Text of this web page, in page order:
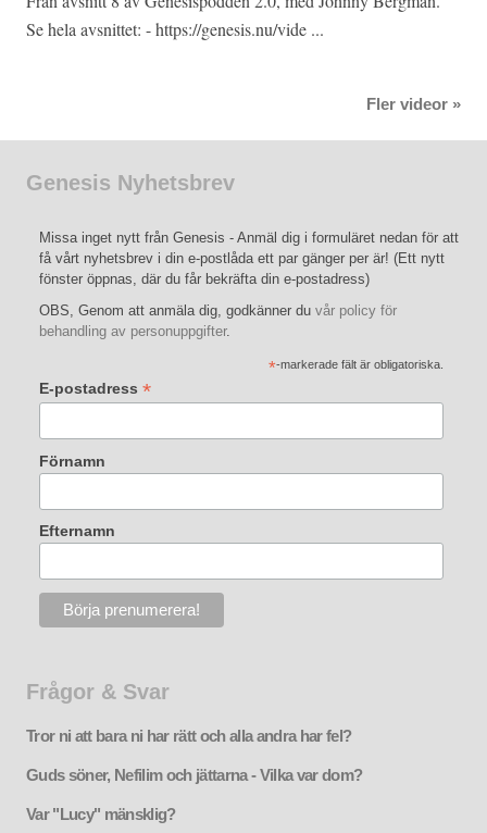
Se hela avsnittet: - https://genesis.nu/vide ...
Fler videor »
Genesis Nyhetsbrev
Missa inget nytt från Genesis - Anmäl dig i formuläret nedan för att
få vårt nyhetsbrev i din e-postlåda ett par gänger per är! (Ett nytt
fönster öppnas, där du får bekräfta din e-postadress)
OBS, Genom att anmäla dig, godkänner du vår policy för
behandling av personuppgifter.
*-markerade fält är obligatoriska.
E-postadress *
Förnamn
Efternamn
Frågor & Svar
Tror ni att bara ni har rätt och alla andra har fel?
Guds söner, Nefilim och jättarna - Vilka var dom?
Var "Lucy" mänsklig?